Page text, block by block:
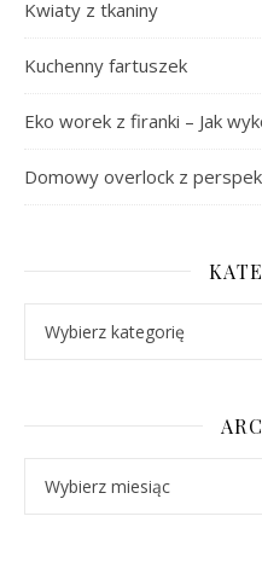
Kwiaty z tkaniny
Kuchenny fartuszek
Eko worek z firanki – Jak
Domowy overlock z